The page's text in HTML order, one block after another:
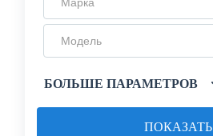
Модель
БОЛЬШЕ ПАРАМЕТРОВ
ПОКАЗАТЬ